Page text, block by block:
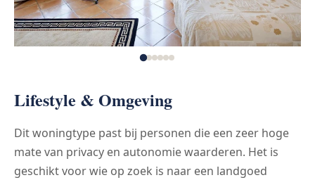
Lifestyle & Omgeving
Dit woningtype past bij personen die een zeer hoge
mate van privacy en autonomie waarderen. Het is
geschikt voor wie op zoek is naar een landgoed